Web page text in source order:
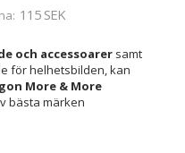
115 SEK
och accessoarer samt
för helhetsbilden, kan
More & More
bästa märken